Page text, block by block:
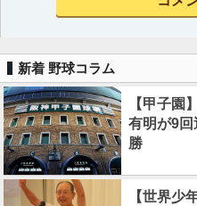
新着 野球コラム
【甲子園
有明が9
勝
【世界少